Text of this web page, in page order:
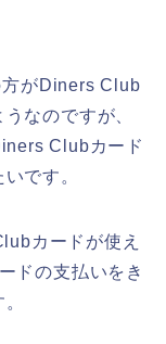
がDiners Club
なのですが、
Clubカード
です。
カードが使え
ドの支払いをき